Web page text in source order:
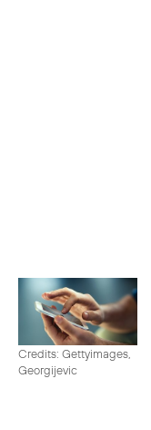
Credits: Gettyimages,
Georgijevic